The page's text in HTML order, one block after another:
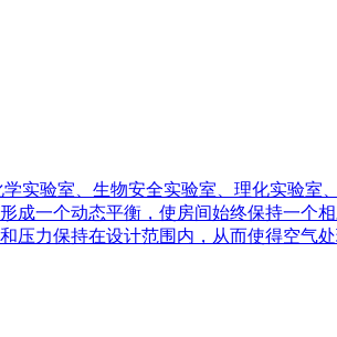
实验室、生物安全实验室、理化实验
成一个动态平衡，使房间始终保持一个
压力保持在设计范围内，从而使得空气